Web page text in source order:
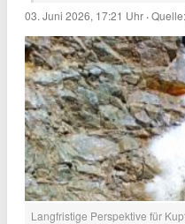
03. Juni 2026, 17:21 Uhr ·Quelle:
Langfristige Perspektive für